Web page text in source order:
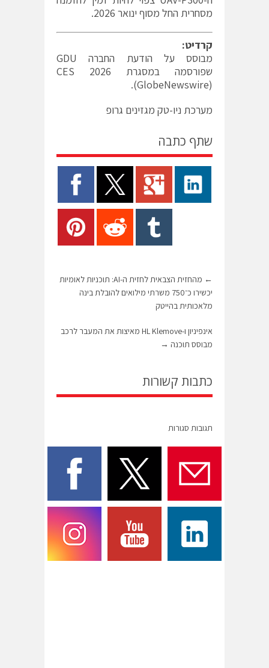
מסחרית החל מסוף ינואר 2026.
קרדיט:
מבוסס על הודעת החברה GDU
שפורסמה במסגרת CES 2026
(GlobeNewswire).
מערכת ניו-טק מגזינים גרופ
שתף כתבה
←
מהחזית הצבאית לחזית ה-AI: תוכניות לאומיות
יכשירו כ־750 משרתי מילואים להובלת בינה
מלאכותית בהייטק
אינפיניון ו-HL Klemove מאיצות את המעבר לרכב
מבוסס תוכנה →
כתבות קשורות
תגובות סגורות